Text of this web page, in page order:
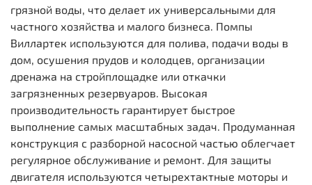
грязной воды, что делает их универсальными для
частного хозяйства и малого бизнеса. Помпы
Виллартек используются для полива, подачи воды в
дом, осушения прудов и колодцев, организации
дренажа на стройплощадке или откачки
загрязненных резервуаров. Высокая
производительность гарантирует быстрое
выполнение самых масштабных задач. Продуманная
конструкция с разборной насосной частью облегчает
регулярное обслуживание и ремонт. Для защиты
двигателя используются четырехтактные моторы и